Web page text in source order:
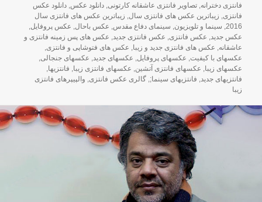
شده
در
فانتزی دخترانه,تصاویر فانتزی عاشقانه کارتونی,دانلود عکس,دانلود عکس
فانتزی, زیباترین عکس های فانتزی سال, زیباترین عکس های فانتزی سال
2016
, سینما و تلویزیون, سینمای دفاع مقدس, عکس باحال, عکس پروفایل,
عکس جدید, عکس فانتزی, عکس فانتزی جدید, عکس های پس زمینه فانتزی و
عاشقانه, عکس های فانتزی جدید و زیبا, عکس های فتوشاپی و فانتزی,
عکسهای با کیفیت, عکسهای پروفایل, عکسهای جدید, عکسهای جنجالی,
عکسهای زیبا, عکسهای فانتزی آتشین, عکسهای فانتزی زیبا, فانتزیها,
فانتزیهای جدید, فانتزیهای سینما;,گالری عکس فانتزی, والپیپرهای فانتزی
زیبا